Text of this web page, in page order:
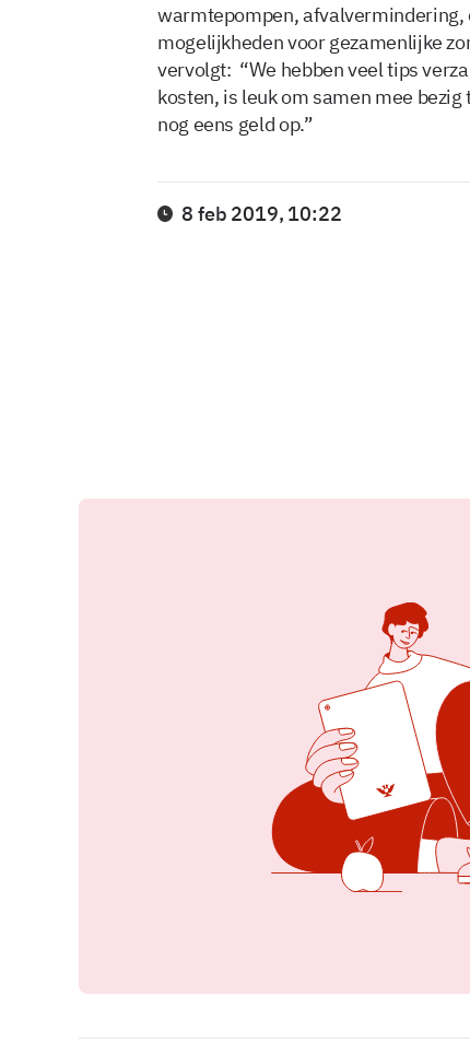
warmtepompen, afvalvermindering,
mogelijkheden voor gezamenlijke
vervolgt: “We hebben veel tips
kosten, is leuk om samen mee
nog eens geld op.”
8 feb 2019, 10:22